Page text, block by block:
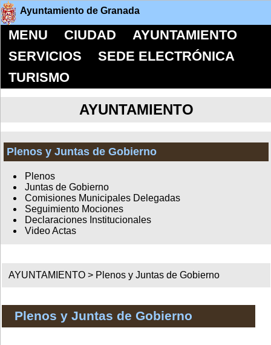
Ayuntamiento de Granada
MENU CIUDAD
AYUNTAMIENTO
SERVICIOS
SEDE ELECTRÓNICA
TURISMO
AYUNTAMIENTO
Plenos y Juntas de Gobierno
Plenos
Juntas de Gobierno
Comisiones Municipales Delegadas
Seguimiento Mociones
Declaraciones Institucionales
Video Actas
AYUNTAMIENTO > Plenos y Juntas de Gobierno
Plenos y Juntas de Gobierno